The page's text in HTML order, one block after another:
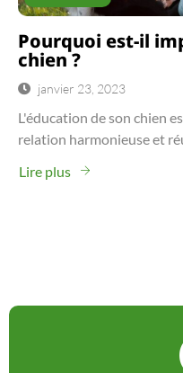
Pourquoi est-il
chien ?
janvier 23, 2023
L'éducation de son chien
relation harmonieuse et
Lire plus